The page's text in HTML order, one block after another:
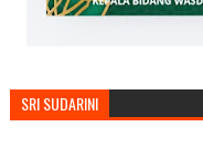
SRI SUDARINI